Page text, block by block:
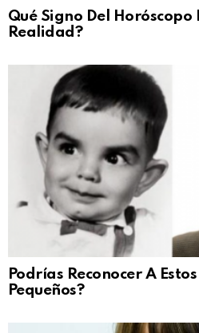
Qué Signo Del Horóscopo
Realidad?
Podrías Reconocer A
Pequeños?